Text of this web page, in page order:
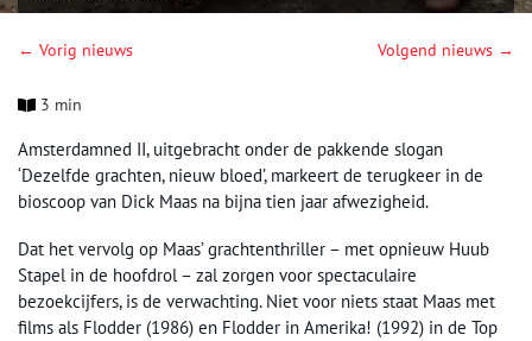
← Vorig nieuws Volgend nieuws →
3 min
Amsterdamned II, uitgebracht onder de pakkende slogan
‘Dezelfde grachten, nieuw bloed’, markeert de terugkeer in de
bioscoop van Dick Maas na bijna tien jaar afwezigheid.
Dat het vervolg op Maas’ grachtenthriller – met opnieuw Huub
Stapel in de hoofdrol – zal zorgen voor spectaculaire
bezoekcijfers, is de verwachting. Niet voor niets staat Maas met
films als Flodder (1986) en Flodder in Amerika! (1992) in de Top